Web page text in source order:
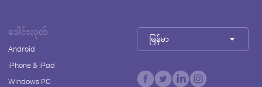
ဒေါင်းလုတ်
Android
iPhone & iPad
Windows PC
မြန်မာ